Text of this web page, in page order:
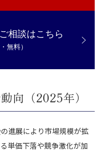
相談はこちら
無料）
向（2025年）
進展により市場規模が拡
単価下落や競争激化が加